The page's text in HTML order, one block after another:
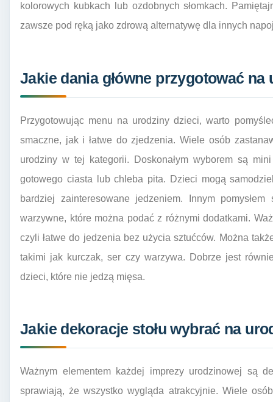
kolorowych kubkach lub ozdobnych słomkach.
zawsze pod ręką jako zdrową alternatywę dla innych
Jakie dania główne przygotować
Przygotowując menu na urodziny dzieci, warto
smaczne, jak i łatwe do zjedzenia. Wiele osób
urodziny w tej kategorii. Doskonałym wyborem są
gotowego ciasta lub chleba pita. Dzieci mogą
bardziej zainteresowane jedzeniem. Innym
warzywne, które można podać z różnymi dodatkami.
czyli łatwe do jedzenia bez użycia sztućców. Można
takimi jak kurczak, ser czy warzywa. Dobrze jest
dzieci, które nie jedzą mięsa.
Jakie dekoracje stołu wybrać na
Ważnym elementem każdej imprezy urodzinowej są
sprawiają, że wszystko wygląda atrakcyjnie. Wiele